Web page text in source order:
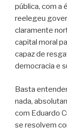
pública, com a
reelegeu
claramente
capital moral
capaz de
democracia e
Basta
nada,
com Eduardo
se resolvem